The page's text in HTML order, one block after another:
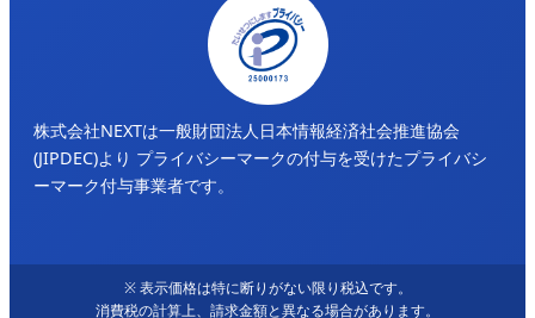
株式会社NEXTは一般財団法人日本情報経済社会推進協会
(JIPDEC)より プライバシーマークの付与を受けたプライバシ
ーマーク付与事業者です。
※ 表示価格は特に断りがない限り税込です。
消費税の計算上、請求金額と異なる場合があります。